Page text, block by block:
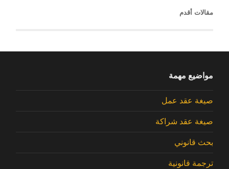
مقالات أقدم
مواضيع مهمة
صيغة عقد عمل
صيغة عقد شراكة
بحث قانوني
ترجمة قانونية